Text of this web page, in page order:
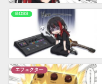
BOSS
エフェクター